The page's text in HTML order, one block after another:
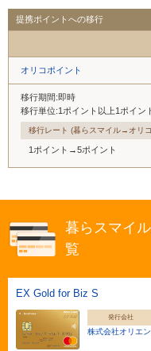
提携ポイントへの移行
オリコポイント
移行期間:即時
移行単位:1ポイント以上1ポイン
移行レート (暮らスマイル→オリ
1ポイント→5ポイント
暮らスマイ
覧
EX Gold for Biz S
発行会社
株式会社オリエ